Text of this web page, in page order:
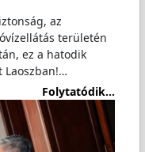
az
területén
ez a hatodik
Laoszban!…
Folytatódik...